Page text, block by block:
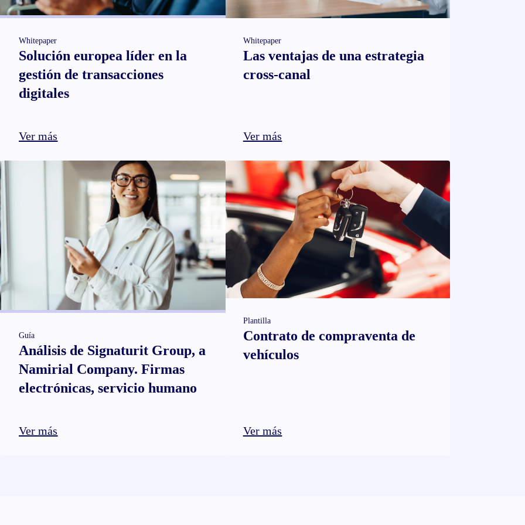
Whitepaper
Solución europea líder en la
gestión de transacciones
digitales
Ver más
Whitepaper
Las ventajas de una estrategia
cross-canal
Ver más
Guía
Análisis de Signaturit Group, a
Namirial Company. Firmas
electrónicas, servicio humano
Ver más
Plantilla
Contrato de compraventa de
vehículos
Ver más